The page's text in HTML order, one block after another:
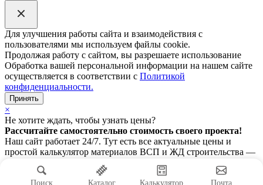
Для улучшения работы сайта и взаимодействия с
пользователями мы используем файлы cookie.
Продолжая работу с сайтом, вы разрешаете использование
Обработка вашей персональной информации на нашем сайте
осуществляется в соответствии с Политикой
конфиденциальности.
Принять
×
Не хотите ждать, чтобы узнать цены?
Рассчитайте самостоятельно стоимость своего проекта!
Наш сайт работает 24/7. Тут есть все актуальные цены и
простой калькулятор материалов ВСП и ЖД строительства —
считайте рельсы, шпалы и всё, что нужно, прямо сейчас.
Рассчитать стоимость
Посмотреть сайт
Поиск Каталог Калькулятор Почта